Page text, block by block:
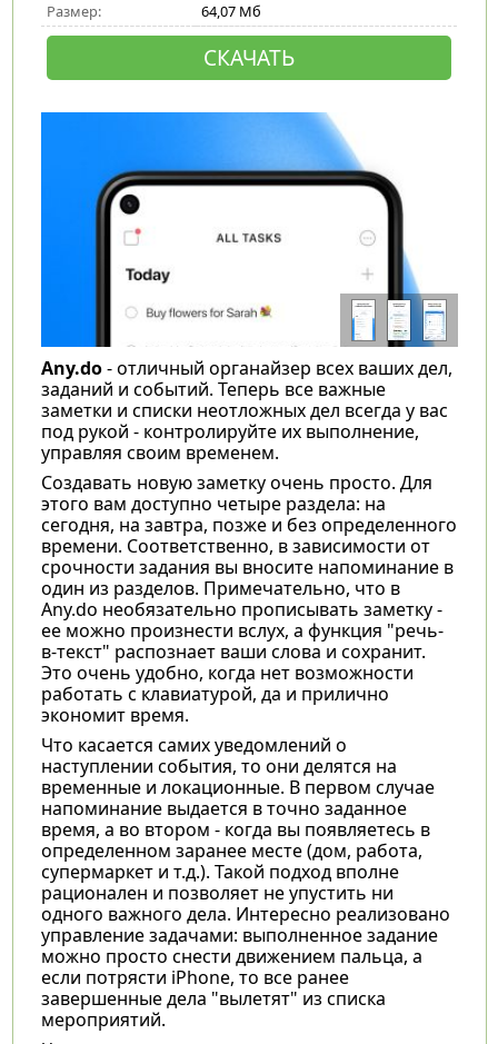
Размер: 64,07 Мб
СКАЧАТЬ
Any.do- отличный органайзер всех ваших дел,
заданий и событий. Теперь все важные
заметки и списки неотложных дел всегда у вас
под рукой - контролируйте их выполнение,
управляя своим временем.
Создавать новую заметку очень просто. Для
этого вам доступно четыре раздела: на
сегодня, на завтра, позже и без определенного
времени. Соответственно, в зависимости от
срочности задания вы вносите напоминание в
один из разделов. Примечательно, что в
Any.do необязательно прописывать заметку -
ее можно произнести вслух, а функция "речь-
в-текст" распознает ваши слова и сохранит.
Это очень удобно, когда нет возможности
работать с клавиатурой, да и прилично
экономит время.
Что касается самих уведомлений о
наступлении события, то они делятся на
временные и локационные. В первом случае
напоминание выдается в точно заданное
время, а во втором - когда вы появляетесь в
определенном заранее месте (дом, работа,
супермаркет и т.д.). Такой подход вполне
рационален и позволяет не упустить ни
одного важного дела. Интересно реализовано
управление задачами: выполненное задание
можно просто снести движением пальца, а
если потрясти iPhone, то все ранее
завершенные дела "вылетят" из списка
мероприятий.